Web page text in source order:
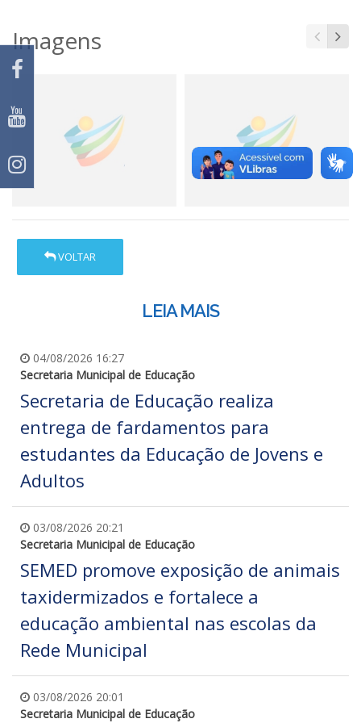
Imagens
VOLTAR
LEIA MAIS
04/08/2026 16:27
Secretaria Municipal de Educação
Secretaria de Educação realiza
entrega de fardamentos para
estudantes da Educação de Jovens e
Adultos
03/08/2026 20:21
Secretaria Municipal de Educação
SEMED promove exposição de animais
taxidermizados e fortalece a
educação ambiental nas escolas da
Rede Municipal
03/08/2026 20:01
Secretaria Municipal de Educação